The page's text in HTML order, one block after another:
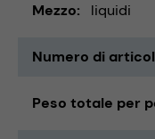
Mezzo liquidi
Numero di
Peso totale per